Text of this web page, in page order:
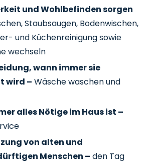
und Wohlbefinden sorgen
Staubsaugen, Bodenwischen,
und Küchenreinigung sowie
wechseln
wann immer sie
wird – Wäsche waschen und
alles Nötige im Haus ist –
von alten und
Menschen – den Tag